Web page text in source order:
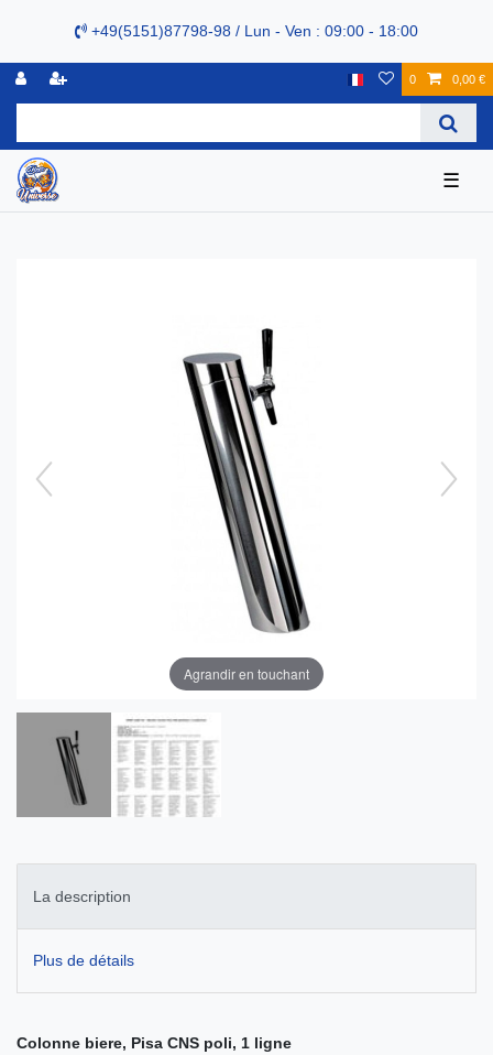
+49(5151)87798-98 / Lun - Ven : 09:00 - 18:00
0 0,00 €
☰
Agrandir en touchant
La description
Plus de détails
Colonne biere, Pisa CNS poli, 1 ligne